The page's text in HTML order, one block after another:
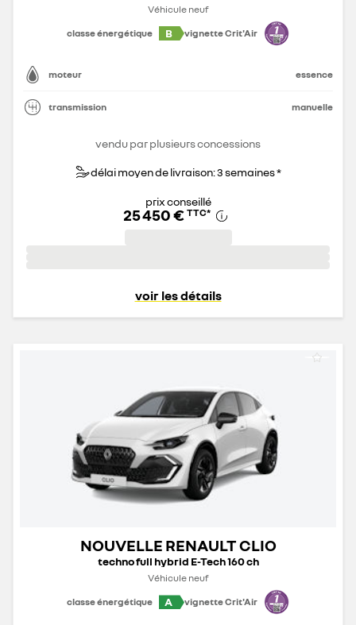
Véhicule neuf
classe énergétique
B vignette Crit'Air
moteur essence
transmission manuelle
vendu par plusieurs concessions
délai moyen de livraison: 3 semaines *
prix conseillé
25 450 € TTC*
voir les détails
NOUVELLE RENAULT CLIO
techno full hybrid E-Tech 160 ch
Véhicule neuf
classe énergétique
A vignette Crit'Air